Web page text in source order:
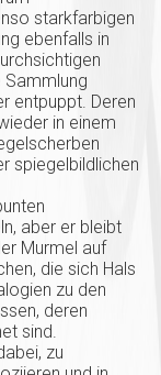
starkfarbigen
ebenfalls in
Sammlung
entpuppt. Deren
in einem
spiegelbildlichen
aber er bleibt
Murmel auf
die sich Hals
zu den
deren
sind.
zu